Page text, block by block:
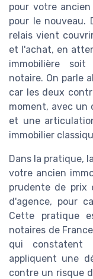
pour votre
pour le nouveau.
relais vient
et l'achat, en
immobilière
notaire. On parle
car les deux
moment, avec un
et une
immobilier
Dans la pratique,
votre ancien
prudente de prix
d'agence, pour
Cette pratique
notaires de
qui constatent
appliquent une
contre un risque